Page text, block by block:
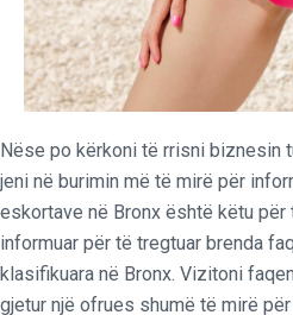
Nëse po kërkoni të rrisni biznesin
jeni në burimin më të mirë për
eskortave në Bronx është këtu për
informuar për të tregtuar brenda
klasifikuara në Bronx. Vizitoni
gjetur një ofrues shumë të mirë